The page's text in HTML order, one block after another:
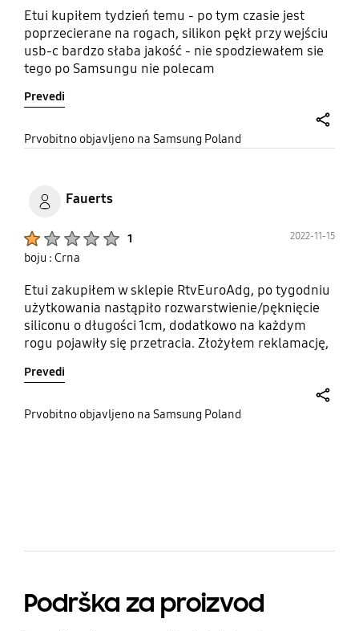
Etui kupiłem tydzień temu - po tym czasie jest
poprzecierane na rogach, silikon pękł przy wejściu
usb-c bardzo słaba jakość - nie spodziewałem sie
tego po Samsungu nie polecam
Prevedi
Prvobitno objavljeno na Samsung Poland
Fauerts
1 2022-11-15
boju : Crna
Etui zakupiłem w sklepie RtvEuroAdg, po tygodniu
użytkowania nastąpiło rozwarstwienie/pęknięcie
siliconu o długości 1cm, dodatkowo na każdym
rogu pojawiły się przetracia. Złożyłem reklamację,
który odrzucił reklamację.
Prevedi
Prvobitno objavljeno na Samsung Poland
Podrška za proizvod